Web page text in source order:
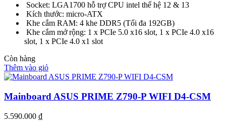
Socket: LGA1700 hỗ trợ CPU intel thế hệ 12 & 13
Kích thước: micro-ATX
Khe cắm RAM: 4 khe DDR5 (Tối đa 192GB)
Khe cắm mở rộng: 1 x PCIe 5.0 x16 slot, 1 x PCIe 4.0 x16
slot, 1 x PCIe 4.0 x1 slot
Còn hàng
Thêm vào giỏ
Mainboard ASUS PRIME Z790-P WIFI D4-CSM
5.590.000 ₫